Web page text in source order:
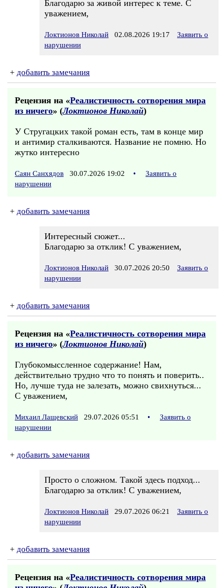
Благодарю за живой интерес к теме. С
уважением,
Локтионов Николай 02.08.2026 19:17
Заявить о
нарушении
+ добавить замечания
Рецензия на «Реалистичность сотворения мира
из ничего» (Локтионов Николай)
У Стругацких такой роман есть, там в конце мир
и антимир сталкиваются. Название не помню. Но
жутко интересно
Саян Санхядов 30.07.2026 19:02 •
Заявить о
нарушении
+ добавить замечания
Интересный сюжет...
Благодарю за отклик! С уважением,
Локтионов Николай 30.07.2026 20:50
Заявить о
нарушении
+ добавить замечания
Рецензия на «Реалистичность сотворения мира
из ничего» (Локтионов Николай)
Глубокомыссленное содержание! Нам,
действительно трудно что то понять и поверить..
Но, лучше туда не залезать, можно свихнуться...
С уважением,
Михаил Лащевский 29.07.2026 05:51 •
Заявить о
нарушении
+ добавить замечания
Просто о сложном. Такой здесь подход...
Благодарю за отклик! С уважением,
Локтионов Николай 29.07.2026 06:21
Заявить о
нарушении
+ добавить замечания
Рецензия на «Реалистичность сотворения мира